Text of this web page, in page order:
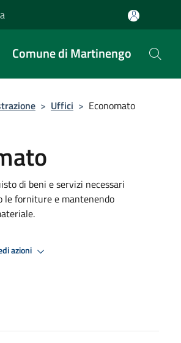
Comune di Martinengo
> Uffici > Economato
di beni e servizi necessari
le forniture e mantenendo
azioni